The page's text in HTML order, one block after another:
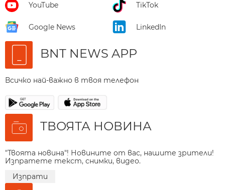
YouTube TikTok
Google News LinkedIn
BNT NEWS APP
Всичко най-важно в твоя телефон
ТВОЯТА НОВИНА
"Твоята новина"! Новините от вас, нашите зрители!
Изпратете текст, снимки, видео.
Изпрати